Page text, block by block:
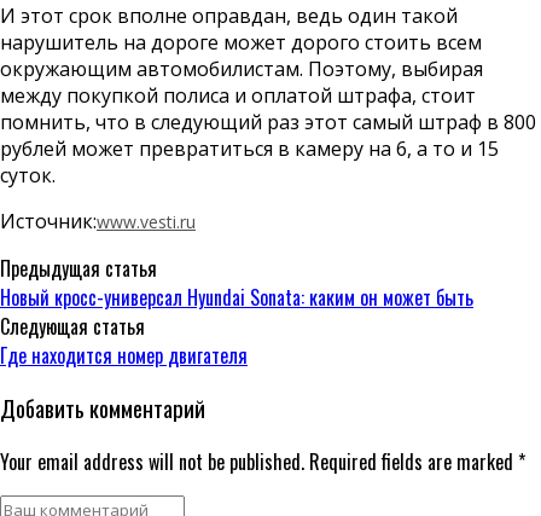
И этот срок вполне оправдан, ведь один такой
нарушитель на дороге может дорого стоить всем
окружающим автомобилистам. Поэтому, выбирая
между покупкой полиса и оплатой штрафа, стоит
помнить, что в следующий раз этот самый штраф в 800
рублей может превратиться в камеру на 6, а то и 15
суток.
Источник:www.vesti.ru
Предыдущая статья
Новый кросс-универсал Hyundai Sonata: каким он может быть
Следующая статья
Где находится номер двигателя
Добавить комментарий
Your email address will not be published. Required fields are marked *